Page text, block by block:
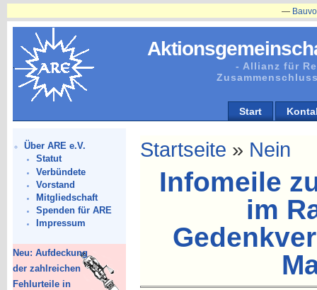
- Allianz für
Start
Über ARE e.V.
Statut
Verbündete
Vorstand
Mitgliedschaft
Spenden für ARE
Impressum
Neu: Aufdeckung
der zahlreichen
Fehlurteile in
Startseite » Nein
Infomeile
im